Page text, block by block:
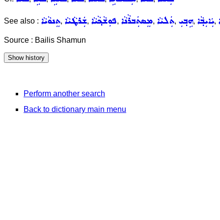
See also : ܬܸܢܘܵܝܵܐ, ܫܲܪܛܵܝܵܐ, ܦܘܼܫܵܟ݂ܵܝܵܐ, ܡܸܣܬܲܒܪܵܢܵܐ, ܬܲܠܝܵܐ, ܗܹܒ݂ܝܼ, ܝܲܐܝܼܒ݂ܵܐ,
Source : Bailis Shamun
Perform another search
Back to dictionary main menu